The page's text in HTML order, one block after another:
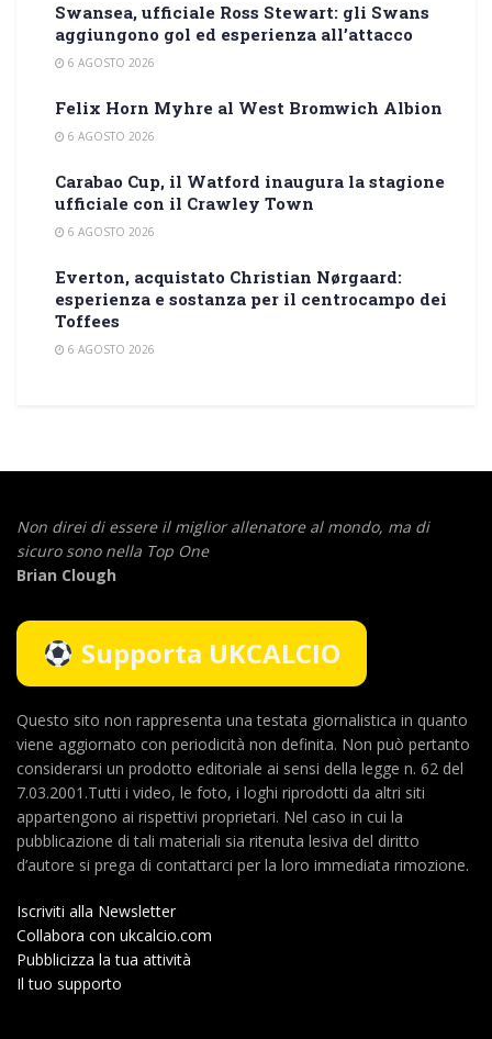
Swansea, ufficiale Ross Stewart: gli Swans
aggiungono gol ed esperienza all’attacco
6 AGOSTO 2026
Felix Horn Myhre al West Bromwich Albion
6 AGOSTO 2026
Carabao Cup, il Watford inaugura la stagione
ufficiale con il Crawley Town
6 AGOSTO 2026
Everton, acquistato Christian Nørgaard:
esperienza e sostanza per il centrocampo dei
Toffees
6 AGOSTO 2026
Non direi di essere il miglior allenatore al mondo, ma di
sicuro sono nella Top One
Brian Clough
Supporta UKCALCIO
Questo sito non rappresenta una testata giornalistica in quanto
viene aggiornato con periodicità non definita. Non può pertanto
considerarsi un prodotto editoriale ai sensi della legge n. 62 del
7.03.2001.Tutti i video, le foto, i loghi riprodotti da altri siti
appartengono ai rispettivi proprietari. Nel caso in cui la
pubblicazione di tali materiali sia ritenuta lesiva del diritto
d’autore si prega di contattarci per la loro immediata rimozione.
Iscriviti alla Newsletter
Collabora con ukcalcio.com
Pubblicizza la tua attività
Il tuo supporto